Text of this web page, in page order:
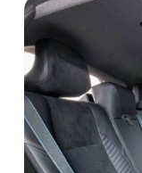
"Moïrage"-Effekt
LED-
Licht- und